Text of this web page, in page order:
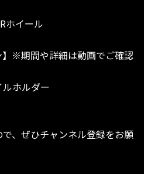
ホイール
】※期間や詳細は動画でご確認
ホルダー
、ぜひチャンネル登録をお願